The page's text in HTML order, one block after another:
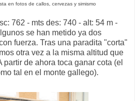
en fotos de callos, cervezas y simismo
762 - mts des: 740 - alt: 54 m -
se han metido ya dos
fuerza. Tras una paradita "corta"
otra vez a la misma altitud que
partir de ahora toca ganar cota (el
tal en el monte gallego).